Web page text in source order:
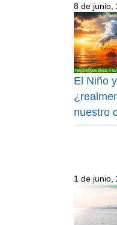
8 de junio,
El Niño
nuestro
1 de junio,